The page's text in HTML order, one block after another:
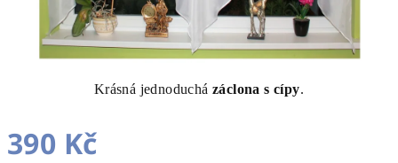
Krásná jednoducházáclona s cípy.
390 Kč